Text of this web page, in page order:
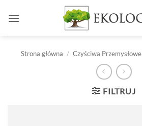
Strona główna / Czyściwa Przemysłowe
FILTRUJ